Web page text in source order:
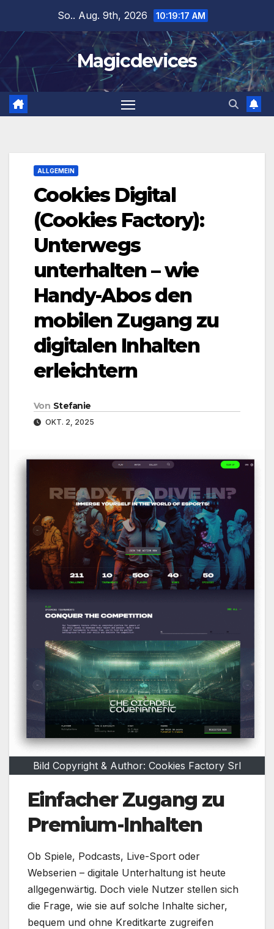
springen
So.. Aug. 9th, 2026 10:19:18 AM
Magicdevices
ALLGEMEIN
Cookies Digital
(Cookies Factory):
Unterwegs
unterhalten – wie
Handy-Abos den
mobilen Zugang zu
digitalen Inhalten
erleichtern
Von Stefanie
OKT. 2, 2025
Bild Copyright & Author: Cookies Factory Srl
Einfacher Zugang zu
Premium-Inhalten
Ob Spiele, Podcasts, Live-Sport oder
Webserien – digitale Unterhaltung ist heute
allgegenwärtig. Doch viele Nutzer stellen sich
die Frage, wie sie auf solche Inhalte sicher,
bequem und ohne Kreditkarte zugreifen